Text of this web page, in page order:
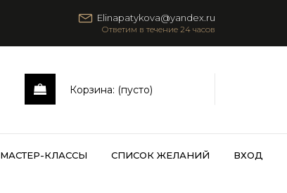
Elinapatykova@yandex.ru
Корзина: (пусто)
МАСТЕР-КЛАССЫ СПИСОК ЖЕЛАНИЙ ВХОД